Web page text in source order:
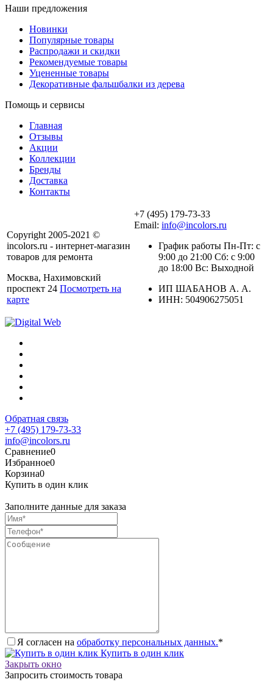
Наши предложения
Новинки
Популярные товары
Распродажи и скидки
Рекомендуемые товары
Уцененные товары
Декоративные фальшбалки из дерева
Помощь и сервисы
Главная
Отзывы
Акции
Коллекции
Бренды
Доставка
Контакты
Copyright 2005-2021 ©
incolors.ru - интернет-магазин
товаров для ремонта
Москва, Нахимовский
проспект 24 Посмотреть на
карте
+7 (495) 179-73-33
Email: info@incolors.ru
График работы Пн-Пт: с
9:00 до 21:00 Сб: с 9:00
до 18:00 Вс: Выходной
ИП ШАБАНОВ А. А.
ИНН: 504906275051
Обратная связь
+7 (495) 179-73-33
info@incolors.ru
Сравнение0
Избранное0
Корзина0
Купить в один клик
Заполните данные для заказа
Я согласен на обработку персональных данных.*
Купить в один клик
Закрыть окно
Запросить стоимость товара